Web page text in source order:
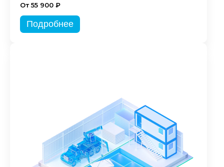
От 55 900 ₽
Подробнее